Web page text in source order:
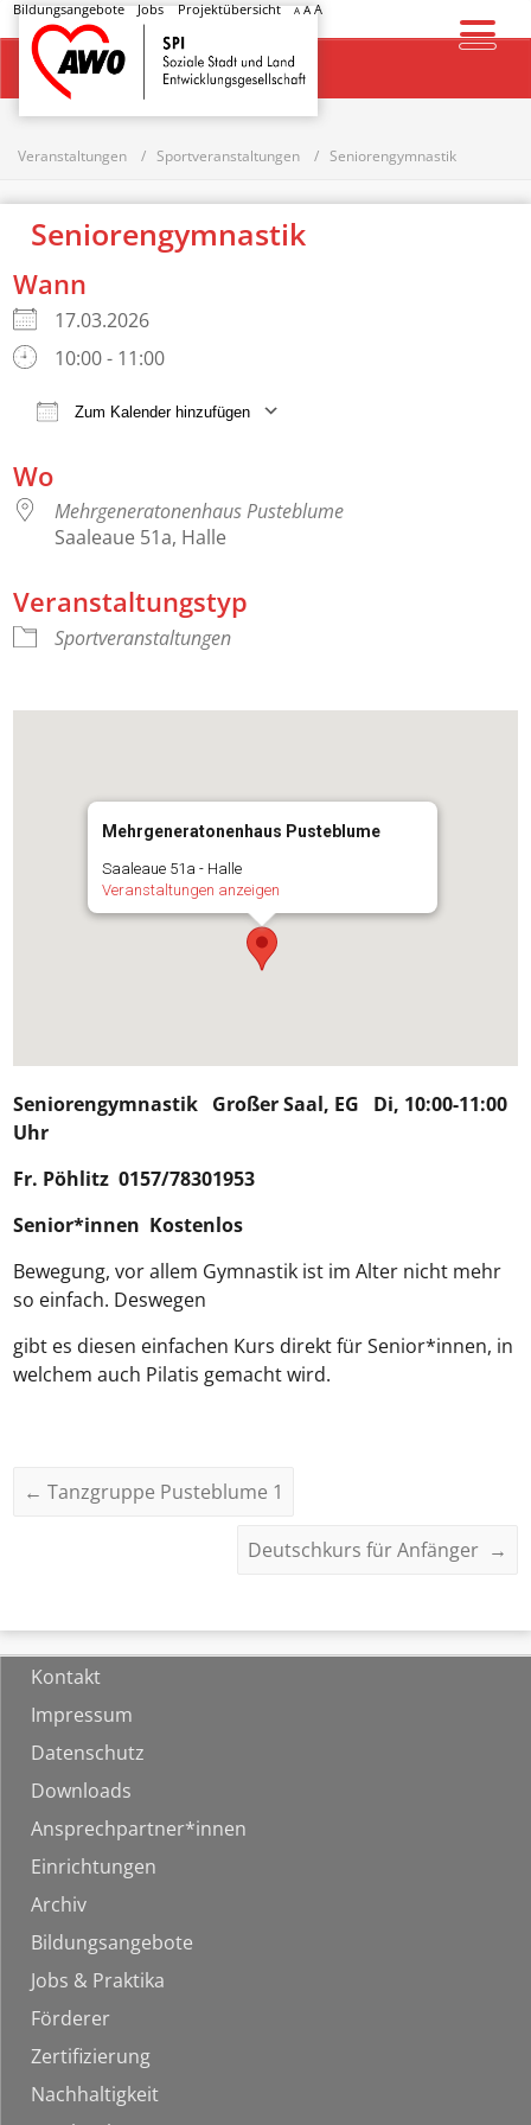
Bildungsangebote Jobs Projektübersicht A AA
Startseite
Veranstaltungen Sportveranstaltungen Seniorengymnastik
Seniorengymnastik
Wann
17.03.2026
10:00 - 11:00
Zum Kalender hinzufügen
Wo
Mehrgeneratonenhaus Pusteblume
Saaleaue 51a, Halle
Veranstaltungstyp
Sportveranstaltungen
Mehrgeneratonenhaus Pusteblume
Saaleaue 51a - Halle
Veranstaltungen anzeigen
Seniorengymnastik Großer Saal, EG Di, 10:00-11:00
Uhr
Fr. Pöhlitz 0157/78301953
Senior*innen Kostenlos
Bewegung, vor allem Gymnastik ist im Alter nicht mehr
so einfach. Deswegen
gibt es diesen einfachen Kurs direkt für Senior*innen, in
welchem auch Pilatis gemacht wird.
← Tanzgruppe Pusteblume 1
Deutschkurs für Anfänger →
Kontakt
Impressum
Datenschutz
Downloads
Ansprechpartner*innen
Einrichtungen
Archiv
Bildungsangebote
Jobs & Praktika
Förderer
Zertifizierung
Nachhaltigkeit